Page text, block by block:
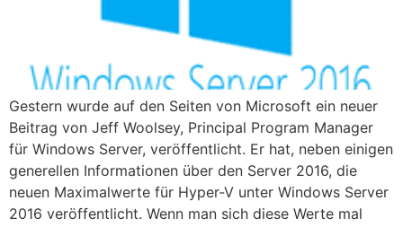
Gestern wurde auf den Seiten von Microsoft ein neuer
Beitrag von Jeff Woolsey, Principal Program Manager
für Windows Server, veröffentlicht. Er hat, neben einigen
generellen Informationen über den Server 2016, die
neuen Maximalwerte für Hyper-V unter Windows Server
2016 veröffentlicht. Wenn man sich diese Werte mal